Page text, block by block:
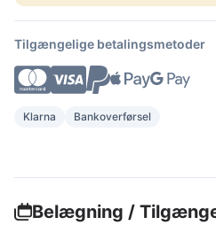
Tilgængelige betalingsmetoder
Klarna Bankoverførsel
Belægning /